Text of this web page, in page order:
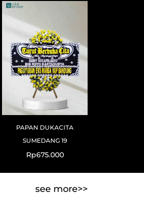
PAPAN DUKACITA
SUMEDANG 19
Rp675.000
see more>>